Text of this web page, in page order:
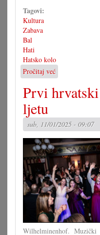
Tagovi:
Kultura
Zabava
Bal
Hati
Hatsko kolo
Pročitaj već
16.
Hrvatski
bal
Hati
Prvi
ljetu
sub, 11/01/2025 - 09:07
Wilhelminenhof.